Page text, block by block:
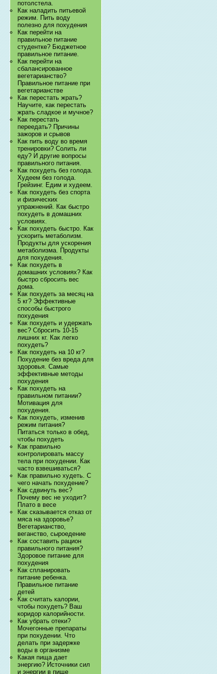
потолстела.
Как наладить питьевой
режим. Пить воду
полезно для похудения
Как перейти на
правильное питание
студентке? Бюджетное
правильное питание.
Как перейти на
сбалансированное
вегетарианство?
Правильное питание при
вегетарианстве
Как перестать жрать?
Научите, как перестать
жрать сладкое и мучное?
Как перестать
переедать? Причины
зажоров и срывов
Как пить воду во время
тренировки? Солить ли
еду? И другие вопросы
правильного питания.
Как похудеть без голода.
Худеем без голода.
Грейзинг. Едим и худеем.
Как похудеть без спорта
и физических
упражнений. Как быстро
похудеть в домашних
условиях.
Как похудеть быстро. Как
ускорить метаболизм.
Продукты для ускорения
метаболизма. Продукты
для похудения.
Как похудеть в
домашних условиях? Как
быстро сбросить вес
дома.
Как похудеть за месяц на
5 кг? Эффективные
способы быстрого
похудения
Как похудеть и удержать
вес? Сбросить 10-15
лишних кг. Как легко
похудеть?
Как похудеть на 10 кг?
Похудение без вреда для
здоровья. Самые
эффективные методы
похудения
Как похудеть на
правильном питании?
Мотивация для
похудения.
Как похудеть, изменив
режим питания?
Питаться только в обед,
чтобы похудеть
Как правильно
контролировать массу
тела при похудении. Как
часто взвешиваться?
Как правильно худеть. С
чего начать похудение?
Как сдвинуть вес?
Почему вес не уходит?
Плато в весе
Как сказывается отказ от
мяса на здоровье?
Вегетарианство,
веганство, сыроедение
Как составить рацион
правильного питания?
Здоровое питание для
похудения
Как спланировать
питание ребенка.
Правильное питание
детей
Как считать калории,
чтобы похудеть? Ваш
коридор калорийности.
Как убрать отеки?
Мочегонные препараты
при похудении. Что
делать при задержке
воды в организме
Какая пища дает
энергию? Источники сил
и энергии в пище